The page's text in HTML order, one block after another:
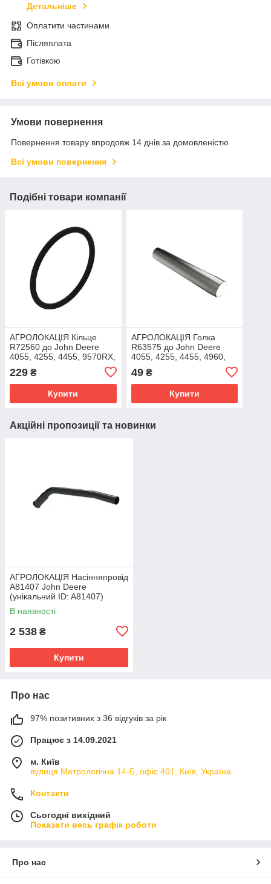
Детальніше
Оплатити частинами
Післяплата
Готівкою
Всі умови оплати
Умови повернення
Повернення товару впродовж 14 днів за домовленістю
Всі умови повернення
Подібні товари компанії
АГРОЛОКАЦІЯ Кільце
R72560 до John Deere
4055, 4255, 4455, 9570RX,
9630, 9R390 (унікальний
ID: R72560)
229 ₴
Купити
АГРОЛОКАЦІЯ Голка
R63575 до John Deere
4055, 4255, 4455, 4960,
(унікальний ID: R63575)
49₴
Купити
Акційні пропозиції та новинки
АГРОЛОКАЦІЯ Насінняпровід
A81407 John Deere
(унікальний ID: A81407)
В наявності
2 538 ₴
Купити
Про нас
97% позитивних з 36 відгуків за рік
Працює з 14.09.2021
м. Київ
вулиця Метрологічна 14-Б, офіс 401, Київ, Україна
Контакти
Сьогодні вихідний
Показати весь графік роботи
Про нас